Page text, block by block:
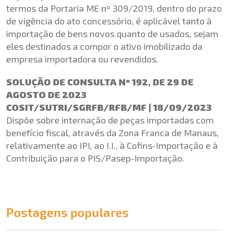
termos da Portaria ME nº 309/2019, dentro do prazo
de vigência do ato concessório, é aplicável tanto à
importação de bens novos quanto de usados, sejam
eles destinados a compor o ativo imobilizado da
empresa importadora ou revendidos.
SOLUÇÃO DE CONSULTA Nº 192, DE 29 DE
AGOSTO DE 2023
COSIT/SUTRI/SGRFB/RFB/MF | 18/09/2023
Dispõe sobre internação de peças importadas com
benefício fiscal, através da Zona Franca de Manaus,
relativamente ao IPI, ao I.I., à Cofins-Importação e à
Contribuição para o PIS/Pasep-Importação.
Postagens populares